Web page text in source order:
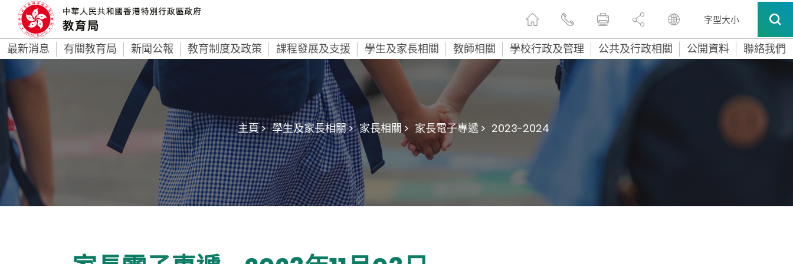
字型大小
最新消息 有關教育局 新聞公報 教育制度及政策 課程發展及支援 學生及家長相關 教師相關 學校行政及管理 公共及行政相關 公開資料 聯絡我們
主頁 > 學生及家長相關 > 家長相關 > 家長電子專遞 > 2023-2024